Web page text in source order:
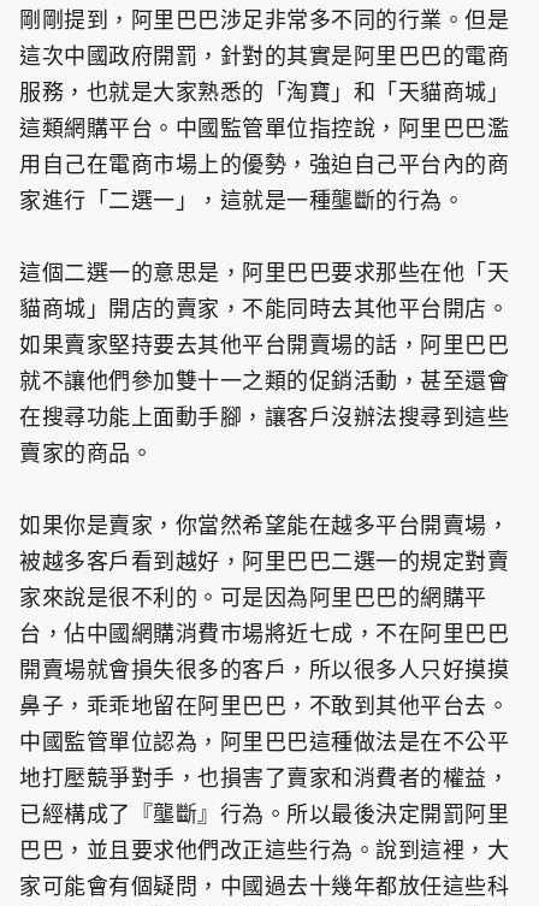
剛剛提到，阿里巴巴涉足非常多不同的行業。但是
這次中國政府開罰，針對的其實是阿里巴巴的電商
服務，也就是大家熟悉的「淘寶」和「天貓商城」
這類網購平台。中國監管單位指控說，阿里巴巴濫
用自己在電商市場上的優勢，強迫自己平台內的商
家進行「二選一」，這就是一種壟斷的行為。
這個二選一的意思是，阿里巴巴要求那些在他「天
貓商城」開店的賣家，不能同時去其他平台開店。
如果賣家堅持要去其他平台開賣場的話，阿里巴巴
就不讓他們參加雙十一之類的促銷活動，甚至還會
在搜尋功能上面動手腳，讓客戶沒辦法搜尋到這些
賣家的商品。
如果你是賣家，你當然希望能在越多平台開賣場，
被越多客戶看到越好，阿里巴巴二選一的規定對賣
家來說是很不利的。可是因為阿里巴巴的網購平
台，佔中國網購消費市場將近七成，不在阿里巴巴
開賣場就會損失很多的客戶，所以很多人只好摸摸
鼻子，乖乖地留在阿里巴巴，不敢到其他平台去。
中國監管單位認為，阿里巴巴這種做法是在不公平
地打壓競爭對手，也損害了賣家和消費者的權益，
已經構成了『壟斷』行為。所以最後決定開罰阿里
巴巴，並且要求他們改正這些行為。說到這裡，大
家可能會有個疑問，中國過去十幾年都放任這些科